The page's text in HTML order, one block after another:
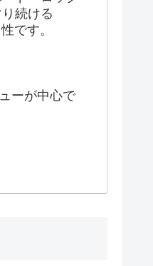
り続ける
です。
ーが中心で